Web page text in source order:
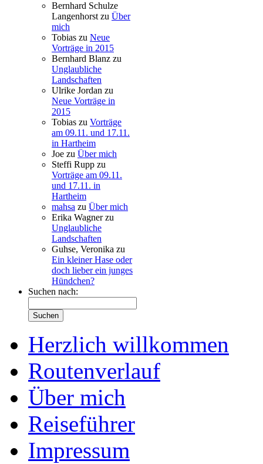
Bernhard Schulze
Langenhorst zu Über
mich
Tobias zu Neue
Vorträge in 2015
Bernhard Blanz zu
Unglaubliche
Landschaften
Ulrike Jordan zu
Neue Vorträge in
2015
Tobias zu Vorträge
am 09.11. und 17.11.
in Hartheim
Joe zu Über mich
Steffi Rupp zu
Vorträge am 09.11.
und 17.11. in
Hartheim
mahsa zu Über mich
Erika Wagnerzu
Unglaubliche
Landschaften
Guhse, Veronika zu
Ein kleiner Hase oder
doch lieber ein junges
Hündchen?
Suchen nach:
Herzlich willkommen
Routenverlauf
Über mich
Reiseführer
Impressum